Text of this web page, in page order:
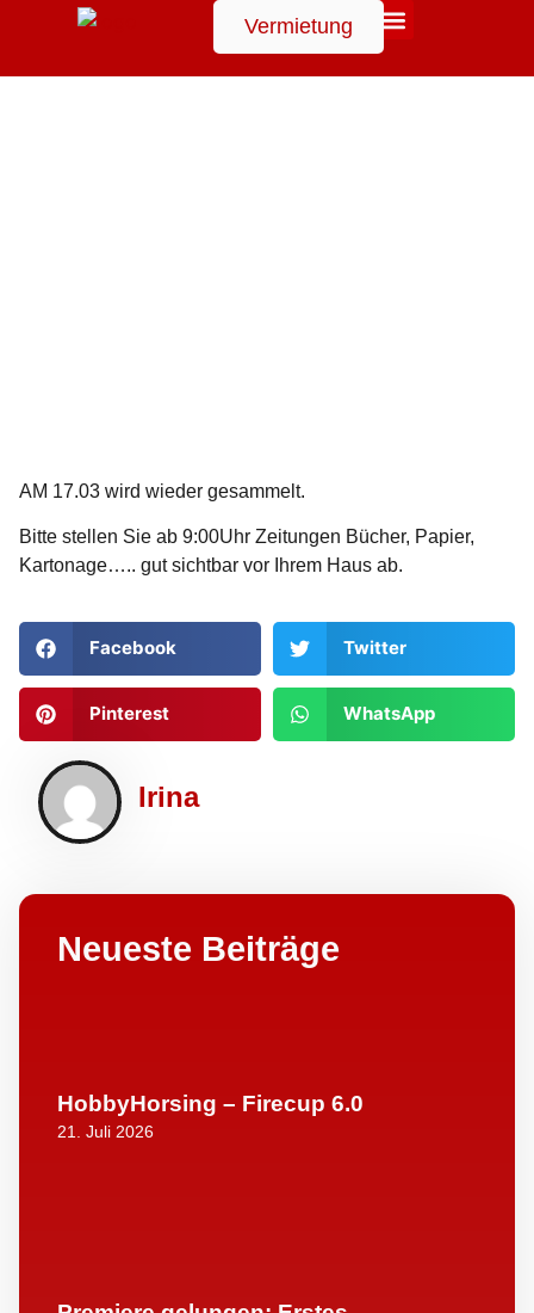
Suchen
Vermietung
AM 17.03 wird wieder gesammelt.
Bitte stellen Sie ab 9:00Uhr Zeitungen Bücher, Papier,
Kartonage….. gut sichtbar vor Ihrem Haus ab.
Facebook Twitter
Pinterest WhatsApp
Irina
Neueste Beiträge
HobbyHorsing – Firecup 6.0
21. Juli 2026